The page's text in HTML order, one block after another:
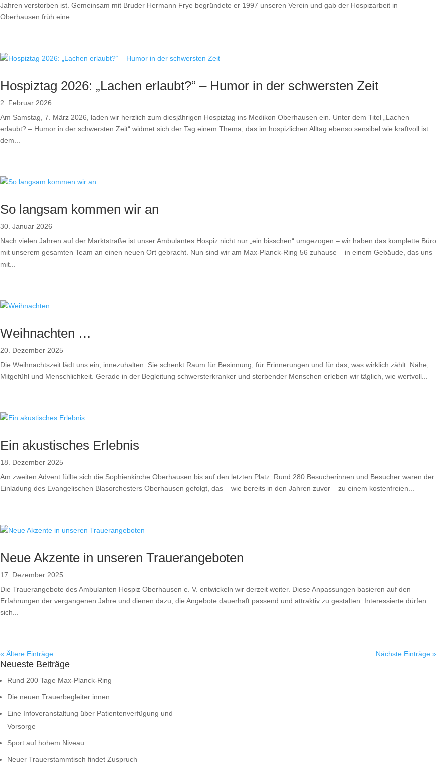
Jahren verstorben ist. Gemeinsam mit Bruder Hermann Frye begründete er 1997 unseren Verein und gab der Hospizarbeit in
Oberhausen früh eine...
Hospiztag 2026: „Lachen erlaubt?“ – Humor in der schwersten Zeit
2. Februar 2026
Am Samstag, 7. März 2026, laden wir herzlich zum diesjährigen Hospiztag ins Medikon Oberhausen ein. Unter dem Titel „Lachen
erlaubt? – Humor in der schwersten Zeit“ widmet sich der Tag einem Thema, das im hospizlichen Alltag ebenso sensibel wie kraftvoll ist:
dem...
So langsam kommen wir an
30. Januar 2026
Nach vielen Jahren auf der Marktstraße ist unser Ambulantes Hospiz nicht nur „ein bisschen“ umgezogen – wir haben das komplette Büro
mit unserem gesamten Team an einen neuen Ort gebracht. Nun sind wir am Max-Planck-Ring 56 zuhause – in einem Gebäude, das uns
mit...
Weihnachten …
20. Dezember 2025
Die Weihnachtszeit lädt uns ein, innezuhalten. Sie schenkt Raum für Besinnung, für Erinnerungen und für das, was wirklich zählt: Nähe,
Mitgefühl und Menschlichkeit. Gerade in der Begleitung schwersterkranker und sterbender Menschen erleben wir täglich, wie wertvoll...
Ein akustisches Erlebnis
18. Dezember 2025
Am zweiten Advent füllte sich die Sophienkirche Oberhausen bis auf den letzten Platz. Rund 280 Besucherinnen und Besucher waren der
Einladung des Evangelischen Blasorchesters Oberhausen gefolgt, das – wie bereits in den Jahren zuvor – zu einem kostenfreien...
Neue Akzente in unseren Trauerangeboten
17. Dezember 2025
Die Trauerangebote des Ambulanten Hospiz Oberhausen e. V. entwickeln wir derzeit weiter. Diese Anpassungen basieren auf den
Erfahrungen der vergangenen Jahre und dienen dazu, die Angebote dauerhaft passend und attraktiv zu gestalten. Interessierte dürfen
sich...
« Ältere Einträge Nächste Einträge »
Neueste Beiträge
Rund 200 Tage Max-Planck-Ring
Die neuen Trauerbegleiter:innen
Eine Infoveranstaltung über Patientenverfügung und
Vorsorge
Sport auf hohem Niveau
Neuer Trauerstammtisch findet Zuspruch